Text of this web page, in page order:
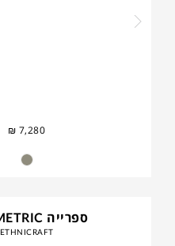
₪ 7,280
ספרייה GEOMETRIC
ETHNICRAFT